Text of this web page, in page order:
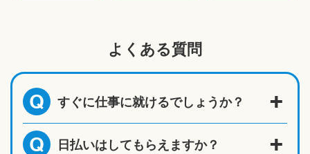
よくある質問
Q すぐに仕事に就けるでしょうか？
Q 日払いはしてもらえますか？